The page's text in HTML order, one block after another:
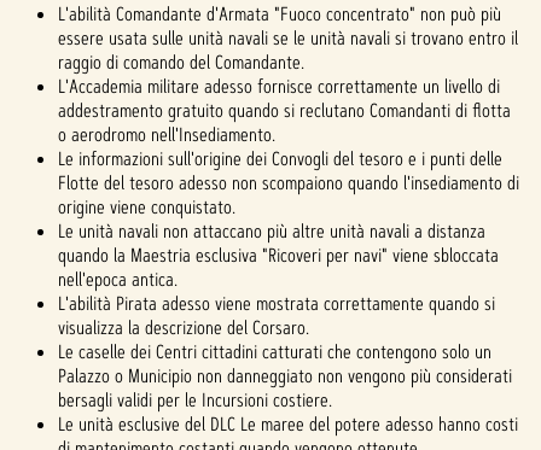
L'abilità Comandante d'Armata "Fuoco concentrato" non può più
essere usata sulle unità navali se le unità navali si trovano entro il
raggio di comando del Comandante.
L'Accademia militare adesso fornisce correttamente un livello di
addestramento gratuito quando si reclutano Comandanti di flotta
o aerodromo nell'Insediamento.
Le informazioni sull'origine dei Convogli del tesoro e i punti delle
Flotte del tesoro adesso non scompaiono quando l'insediamento di
origine viene conquistato.
Le unità navali non attaccano più altre unità navali a distanza
quando la Maestria esclusiva "Ricoveri per navi" viene sbloccata
nell'epoca antica.
L'abilità Pirata adesso viene mostrata correttamente quando si
visualizza la descrizione del Corsaro.
Le caselle dei Centri cittadini catturati che contengono solo un
Palazzo o Municipio non danneggiato non vengono più considerati
bersagli validi per le Incursioni costiere.
Le unità esclusive del DLC Le maree del potere adesso hanno costi